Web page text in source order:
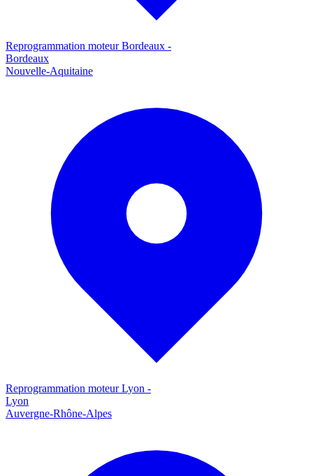
Reprogrammation moteurBordeaux -
Bordeaux
Nouvelle-Aquitaine
Reprogrammation moteurLyon -
Lyon
Auvergne-Rhône-Alpes